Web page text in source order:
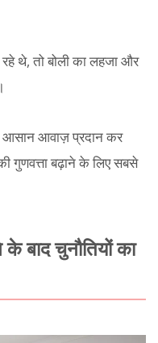
थे, तो बोली का लहजा और
आवाज़ प्रदान कर
गुणवत्ता बढ़ाने के लिए सबसे
बाद चुनौतियों का